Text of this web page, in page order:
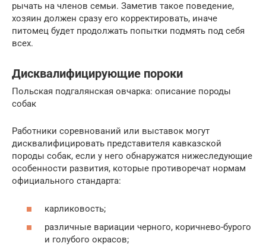
рычать на членов семьи. Заметив такое поведение,
хозяин должен сразу его корректировать, иначе
питомец будет продолжать попытки подмять под себя
всех.
Дисквалифицирующие пороки
Польская подгалянская овчарка: описание породы
собак
Работники соревнований или выставок могут
дисквалифицировать представителя кавказской
породы собак, если у него обнаружатся нижеследующие
особенности развития, которые противоречат нормам
официального стандарта:
карликовость;
различные вариации черного, коричнево-бурого
и голубого окрасов;